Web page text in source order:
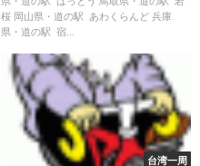
桜 岡山県・道の駅 あわくらんど 兵庫
県・道の駅 宿...
台湾一周